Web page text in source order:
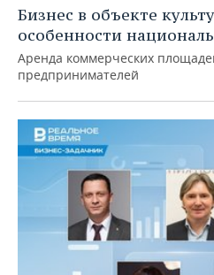
Бизнес в объекте
особенности
Аренда коммерческих
предпринимателей